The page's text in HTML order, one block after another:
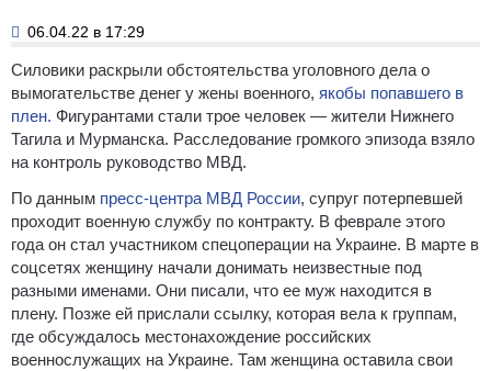
06.04.22 в 17:29
Силовики раскрыли обстоятельства уголовного дела о
вымогательстве денег у жены военного, якобы попавшего в
плен. Фигурантами стали трое человек — жители Нижнего
Тагила и Мурманска. Расследование громкого эпизода взяло
на контроль руководство МВД.
По данным пресс-центра МВД России, супруг потерпевшей
проходит военную службу по контракту. В феврале этого
года он стал участником спецоперации на Украине. В марте в
соцсетях женщину начали донимать неизвестные под
разными именами. Они писали, что ее муж находится в
плену. Позже ей прислали ссылку, которая вела к группам,
где обсуждалось местонахождение российских
военнослужащих на Украине. Там женщина оставила свои